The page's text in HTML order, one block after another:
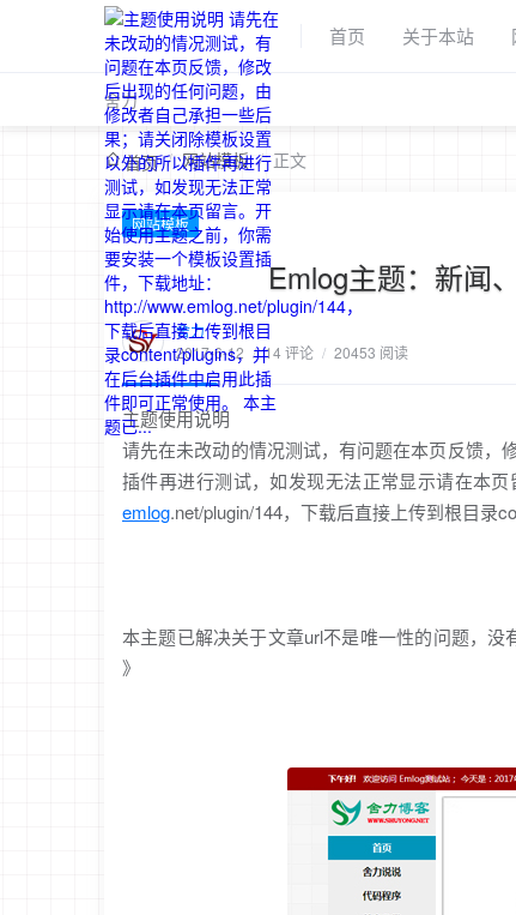
首页 关于本站
舍力
首页 / 网站模板 / 正文
网站模板
Emlog主题：新闻
舍力
2017-6-12 / 14 评论 / 20453 阅读
主题使用说明
请先在未改动的情况测试，有问题在本页反馈，
插件再进行测试，如发现无法正常显示请在本
emlog.net/plugin/144，下载后直接上传到根目录
本主题已解决关于文章url不是唯一性的问题，没
》